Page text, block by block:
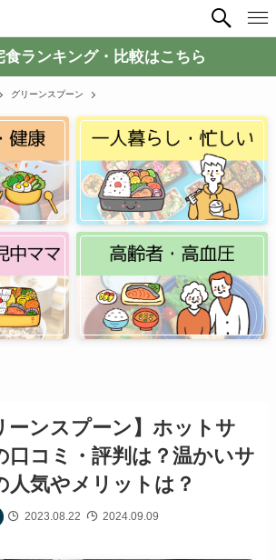
ランキング・比較はこちら
グリーンスプーン
ーンスプーン】ホットサ
口コミ・評判は？温かいサ
人気やメリットは？
2023.08.22 2024.09.09